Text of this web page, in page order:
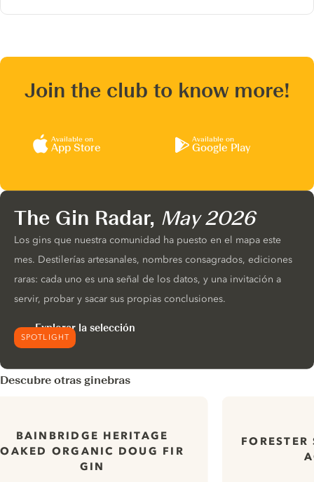
Join the club to know more!
Available on
App Store
Available on
Google Play
SPOTLIGHT
The Gin Radar, May 2026
Los gins que nuestra comunidad ha puesto en el mapa este
mes. Destilerías artesanales, nombres consagrados, ediciones
raras: cada uno es una señal de los datos, y una invitación a
servir, probar y sacar sus propias conclusiones.
Explorar la selección
Descubre otras ginebras
BAINBRIDGE HERITAGE
OAKED ORGANIC DOUG FIR
GIN